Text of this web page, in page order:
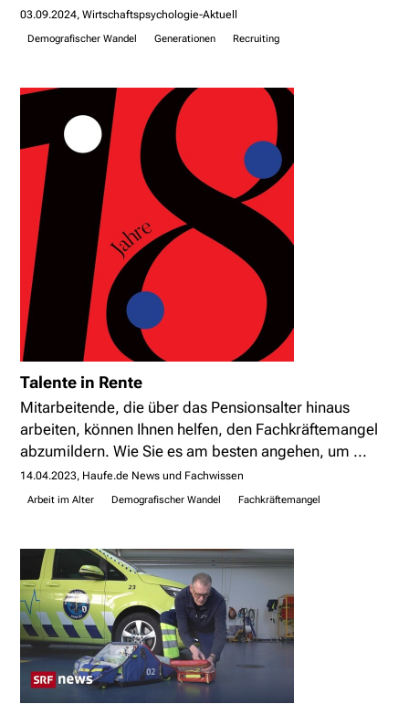
03.09.2024 Wirtschaftspsychologie-Aktuell
Demografischer Wandel Generationen Recruiting
Talente in Rente
Mitarbeitende, die über das Pensionsalter hinaus
arbeiten, können Ihnen helfen, den Fachkräftemangel
abzumildern. Wie Sie es am besten angehen, um ...
14.04.2023 Haufe.de News und Fachwissen
Arbeit im Alter Demografischer Wandel Fachkräftemangel